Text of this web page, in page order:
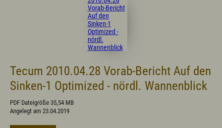
Tecum 2010.04.28 Vorab-Bericht Auf den
Sinken-1 Optimized - nördl. Wannenblick
PDF Dateigröße 35,54 MB
Angelegt am 23.04.2019